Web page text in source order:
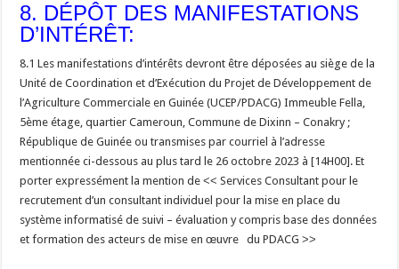
8. DÉPÔT DES MANIFESTATIONS
D’INTÉRÊT:
8.1 Les manifestations d’intérêts devront être déposées au siège de la
Unité de Coordination et d’Exécution du Projet de Développement de
l’Agriculture Commerciale en Guinée (UCEP/PDACG) Immeuble Fella,
5ème étage, quartier Cameroun, Commune de Dixinn – Conakry ;
République de Guinée ou transmises par courriel à l’adresse
mentionnée ci-dessous au plus tard le 26 octobre 2023 à [14H00]. Et
porter expressément la mention de ˂˂ Services Consultant pour le
recrutement d’un consultant individuel pour la mise en place du
système informatisé de suivi – évaluation y compris base des données
et formation des acteurs de mise en œuvre du PDACG ˃˃